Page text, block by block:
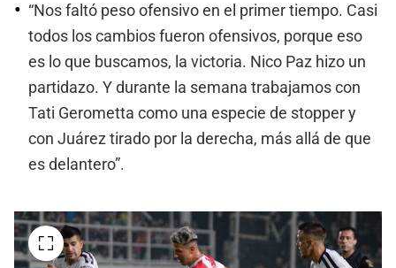
“Nos faltó peso ofensivo en el primer tiempo. Casi
todos los cambios fueron ofensivos, porque eso
es lo que buscamos, la victoria. Nico Paz hizo un
partidazo. Y durante la semana trabajamos con
Tati Gerometta como una especie de stopper y
con Juárez tirado por la derecha, más allá de que
es delantero”.